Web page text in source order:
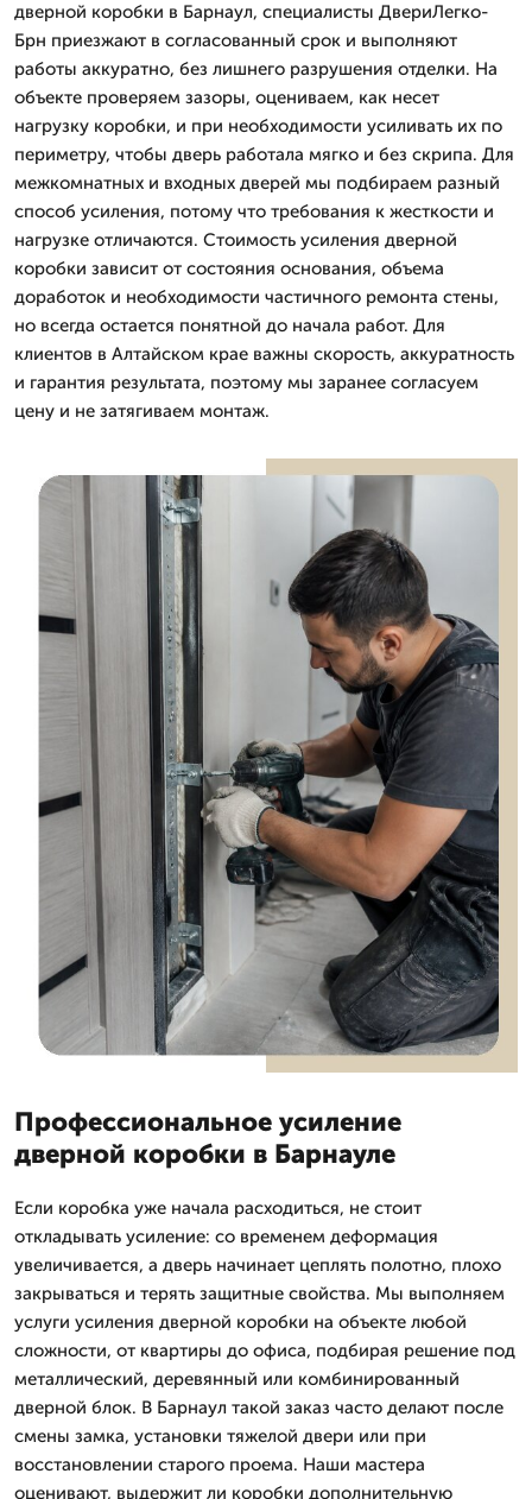
дверной коробки в Барнаул, специалисты ДвериЛегко-
Брн приезжают в согласованный срок и выполняют
работы аккуратно, без лишнего разрушения отделки. На
объекте проверяем зазоры, оцениваем, как несет
нагрузку коробки, и при необходимости усиливать их по
периметру, чтобы дверь работала мягко и без скрипа. Для
межкомнатных и входных дверей мы подбираем разный
способ усиления, потому что требования к жесткости и
нагрузке отличаются. Стоимость усиления дверной
коробки зависит от состояния основания, объема
доработок и необходимости частичного ремонта стены,
но всегда остается понятной до начала работ. Для
клиентов в Алтайском крае важны скорость, аккуратность
и гарантия результата, поэтому мы заранее согласуем
цену и не затягиваем монтаж.
Профессиональное усиление
дверной коробки в Барнауле
Если коробка уже начала расходиться, не стоит
откладывать усиление: со временем деформация
увеличивается, а дверь начинает цеплять полотно, плохо
закрываться и терять защитные свойства. Мы выполняем
услуги усиления дверной коробки на объекте любой
сложности, от квартиры до офиса, подбирая решение под
металлический, деревянный или комбинированный
дверной блок. В Барнаул такой заказ часто делают после
смены замка, установки тяжелой двери или при
восстановлении старого проема. Наши мастера
оценивают, выдержит ли коробки дополнительную